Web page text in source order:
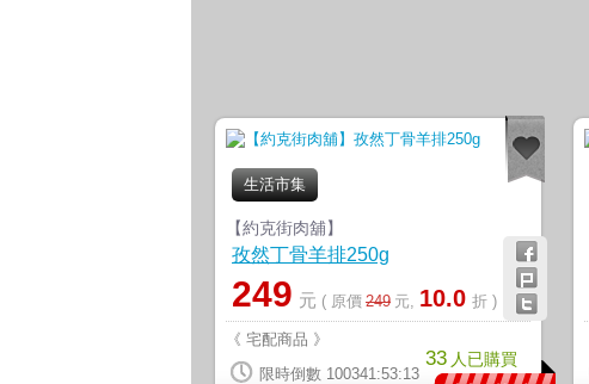
生活市集
33 人已購買
【約克街肉舖】
孜然丁骨羊排250g
249 元 ( 原價 249 元, 10.0 折 )
《 宅配商品 》
限時倒數 100341:53:12